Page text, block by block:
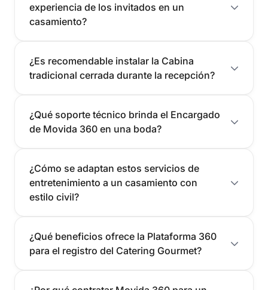
experiencia de los invitados en un
casamiento?
¿Es recomendable instalar la Cabina
tradicional cerrada durante la recepción?
¿Qué soporte técnico brinda el Encargado
de Movida 360 en una boda?
¿Cómo se adaptan estos servicios de
entretenimiento a un casamiento con
estilo civil?
¿Qué beneficios ofrece la Plataforma 360
para el registro del Catering Gourmet?